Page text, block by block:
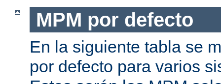
MPM por defecto
En la siguiente tabla se
por defecto para varios